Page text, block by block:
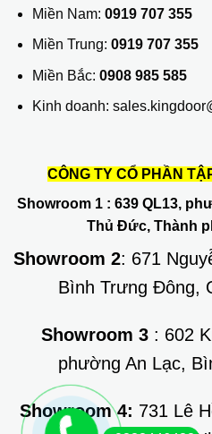
Miền Nam: 0919 707 355
Miền Trung: 0919 707 355
Miền Bắc: 0908 985 585
Kinh doanh:
CÔNG TY CỔ PHẦN
Showroom 1: 639 QL13,
Thủ Đức, Thành
Showroom 2: 671
Bình Trưng Đông,
Showroom 3: 602
phường An Lạc,
Showroom 4: 731 Lê